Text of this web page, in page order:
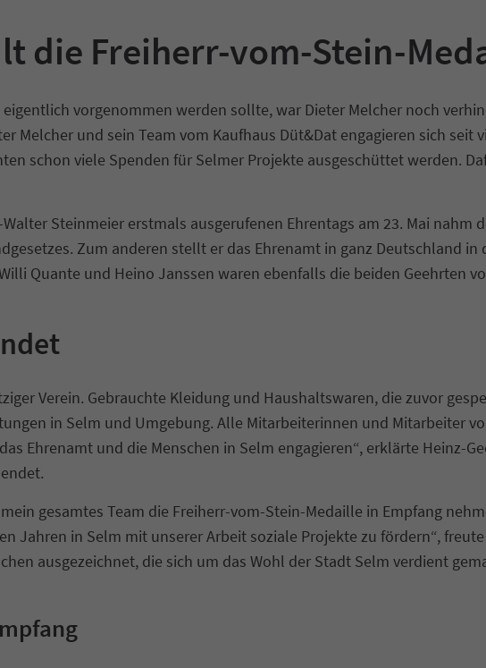
die Freiherr-vom-Stein-
vorgenommen werden sollte, war Dieter Melcher noch
Melcher und sein Team vom Kaufhaus Düt&Dat engagieren sich seit
schon viele Spenden für Selmer Projekte ausgeschüttet werden.
Steinmeier erstmals ausgerufenen Ehrentags am 23. Mai nahm
Zum anderen stellt er das Ehrenamt in ganz Deutschland in
Quante und Heino Janssen waren ebenfalls die beiden Geehrten
Verein. Gebrauchte Kleidung und Haushaltswaren, die zuvor
in Selm und Umgebung. Alle Mitarbeiterinnen und Mitarbeiter
Ehrenamt und die Menschen in Selm engagieren“, erklärte Heinz-
gesamtes Team die Freiherr-vom-Stein-Medaille in Empfang
Jahren in Selm mit unserer Arbeit soziale Projekte zu fördern“,
ausgezeichnet, die sich um das Wohl der Stadt Selm verdient